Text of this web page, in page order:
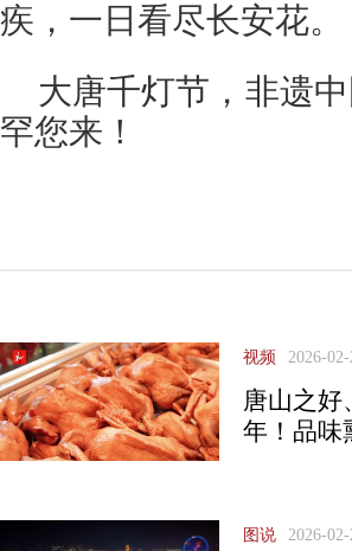
疾，一日看尽长安花。
大唐千灯节，非遗
罕您来！
视频 2026-02-
唐山之好
年！品味
图说 2026-02-